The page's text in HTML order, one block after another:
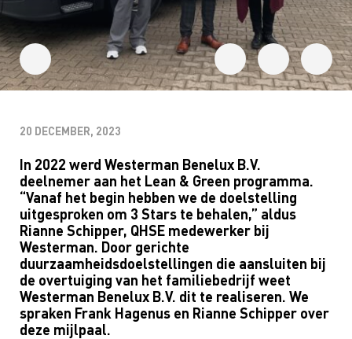
20 DECEMBER, 2023
In 2022 werd Westerman Benelux B.V.
deelnemer aan het Lean & Green programma.
“Vanaf het begin hebben we de doelstelling
uitgesproken om 3 Stars te behalen,” aldus
Rianne Schipper, QHSE medewerker bij
Westerman. Door gerichte
duurzaamheidsdoelstellingen die aansluiten bij
de overtuiging van het familiebedrijf weet
Westerman Benelux B.V. dit te realiseren. We
spraken Frank Hagenus en Rianne Schipper over
deze mijlpaal.